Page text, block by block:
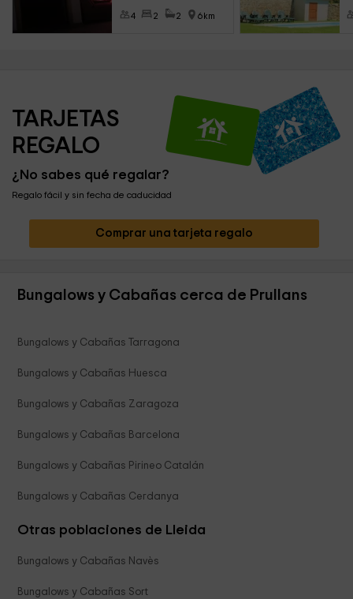
4 2 2 6km
TARJETAS
REGALO
¿No sabes qué regalar?
Regalo fácil y sin fecha de caducidad
Comprar una tarjeta regalo
Bungalows y Cabañas cerca de Prullans
Bungalows y Cabañas Tarragona
Bungalows y Cabañas Huesca
Bungalows y Cabañas Zaragoza
Bungalows y Cabañas Barcelona
Bungalows y Cabañas Pirineo Catalán
Bungalows y Cabañas Cerdanya
Otras poblaciones de Lleida
Bungalows y Cabañas Navès
Bungalows y Cabañas Sort